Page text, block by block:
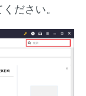
ださい。